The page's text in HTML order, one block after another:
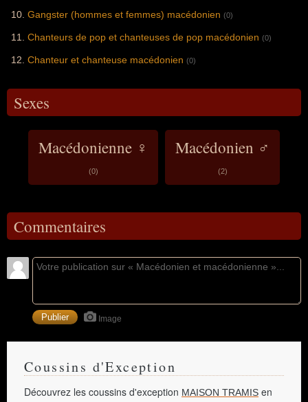
Gangster (hommes et femmes) macédonien (0)
Chanteurs de pop et chanteuses de pop macédonien (0)
Chanteur et chanteuse macédonien (0)
Sexes
Macédonienne ♀
(0)
Macédonien ♂
(2)
Commentaires
Image
Coussins d'Exception
Découvrez les coussins d'exception MAISON TRAMIS en